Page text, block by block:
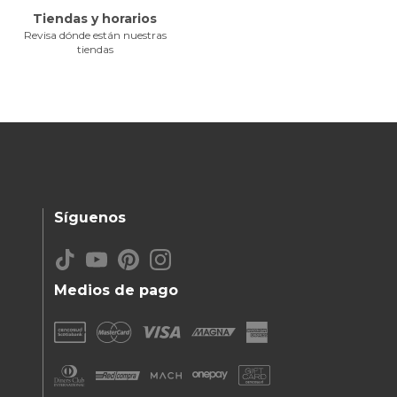
Tiendas y horarios
Revisa dónde están nuestras
tiendas
Medios de pago
Síguenos